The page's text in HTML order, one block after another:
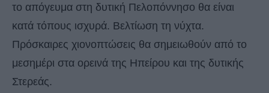
το απόγευμα στη δυτική Πελοπόννησο θα είναι
κατά τόπους ισχυρά. Βελτίωση τη νύχτα.
Πρόσκαιρες χιονοπτώσεις θα σημειωθούν από το
μεσημέρι στα ορεινά της Ηπείρου και της δυτικής
Στερεάς.